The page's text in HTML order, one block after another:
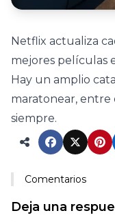
Netflix actualiza
mejores películas
Hay un amplio
maratonear, entre
siempre.
Comentarios
Deja una